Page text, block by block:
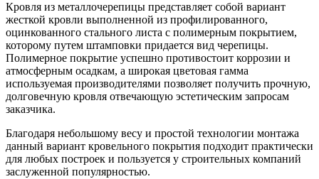
Кровля из металлочерепицы представляет собой вариант
жесткой кровли выполненной из профилированного,
оцинкованного стального листа с полимерным покрытием,
которому путем штамповки придается вид черепицы.
Полимерное покрытие успешно противостоит коррозии и
атмосферным осадкам, а широкая цветовая гамма
используемая производителями позволяет получить прочную,
долговечную кровля отвечающую эстетическим запросам
заказчика.
Благодаря небольшому весу и простой технологии монтажа
данный вариант кровельного покрытия подходит практически
для любых построек и пользуется у строительных компаний
заслуженной популярностью.